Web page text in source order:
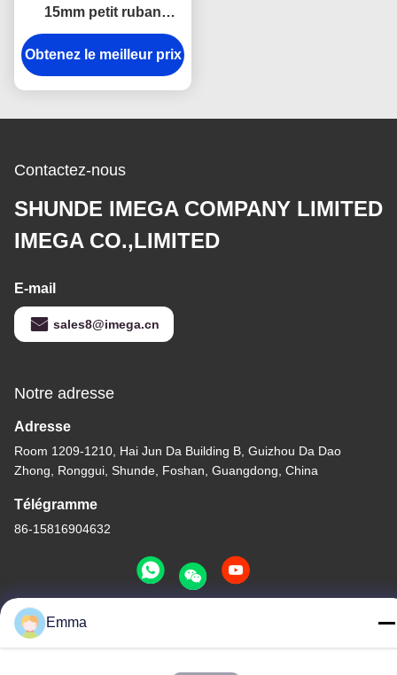
15mm petit ruban
métrique escamotable
de corps de logo de
Debossing
Obtenez le meilleur prix
Contactez-nous
SHUNDE IMEGA COMPANY LIMITED
IMEGA CO.,LIMITED
E-mail
sales8@imega.cn
Notre adresse
Adresse
Room 1209-1210, Hai Jun Da Building B, Guizhou Da Dao
Zhong, Ronggui, Shunde, Foshan, Guangdong, China
Télégramme
86-15816904632
Emma